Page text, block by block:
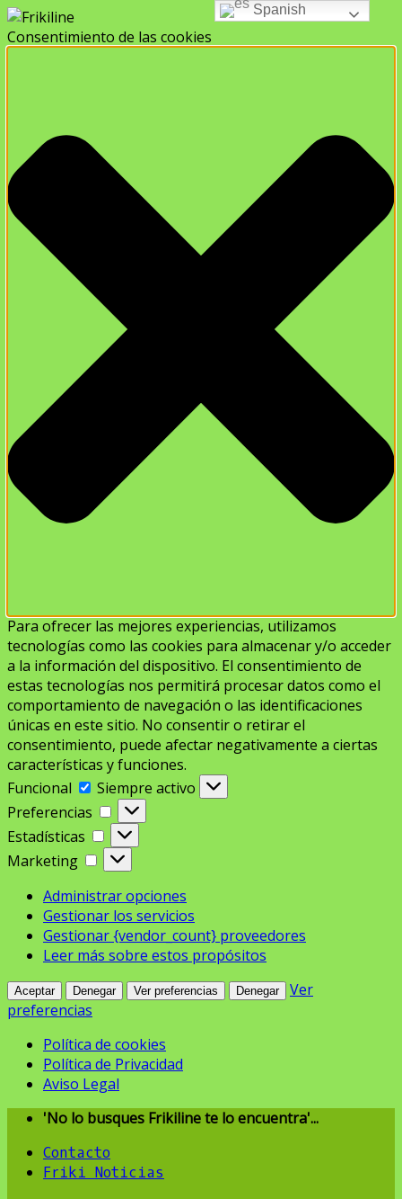
Consentimiento de las cookies
Para ofrecer las mejores experiencias, utilizamos
tecnologías como las cookies para almacenar y/o acceder
a la información del dispositivo. El consentimiento de
estas tecnologías nos permitirá procesar datos como el
comportamiento de navegación o las identificaciones
únicas en este sitio. No consentir o retirar el
consentimiento, puede afectar negativamente a ciertas
características y funciones.
Funcional
Funcional
Siempre activo
Preferencias
Preferencias
Estadísticas
Estadísticas
Marketing
Marketing
Administrar opciones
Gestionar los servicios
Gestionar {vendor_count} proveedores
Leer más sobre estos propósitos
Aceptar Denegar Ver preferencias Denegar
Ver
preferencias
Política de cookies
Política de Privacidad
Aviso Legal
Skip
content
'No lo busques Frikiline te lo encuentra'...
Contacto
Friki Noticias
Spanish